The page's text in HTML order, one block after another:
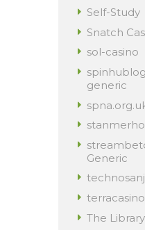
Self-Study
Snatch
sol-casino
generic
Generic
The Library